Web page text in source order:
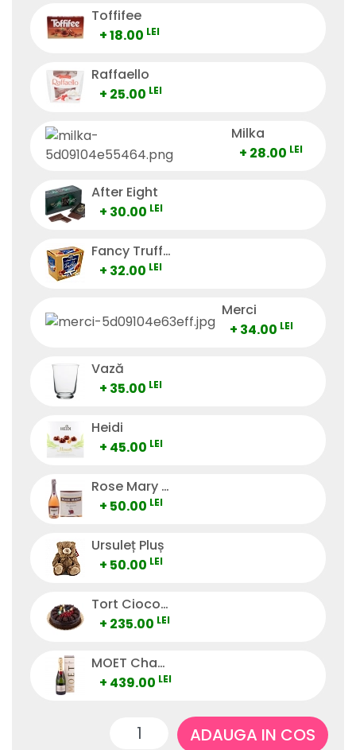
Toffifee
+ 18.00 LEI
Raffaello
+ 25.00 LEI
Milka
+ 28.00 LEI
After Eight
+ 30.00 LEI
Fancy Truffes
+ 32.00 LEI
Merci
+ 34.00 LEI
Vază
+ 35.00 LEI
Heidi
+ 45.00 LEI
Rose Mary Vino Spumante
+ 50.00 LEI
Ursuleț Pluș
+ 50.00 LEI
Tort Ciocolată
+ 235.00 LEI
MOET Champagne
+ 439.00 LEI
ADAUGA IN COS